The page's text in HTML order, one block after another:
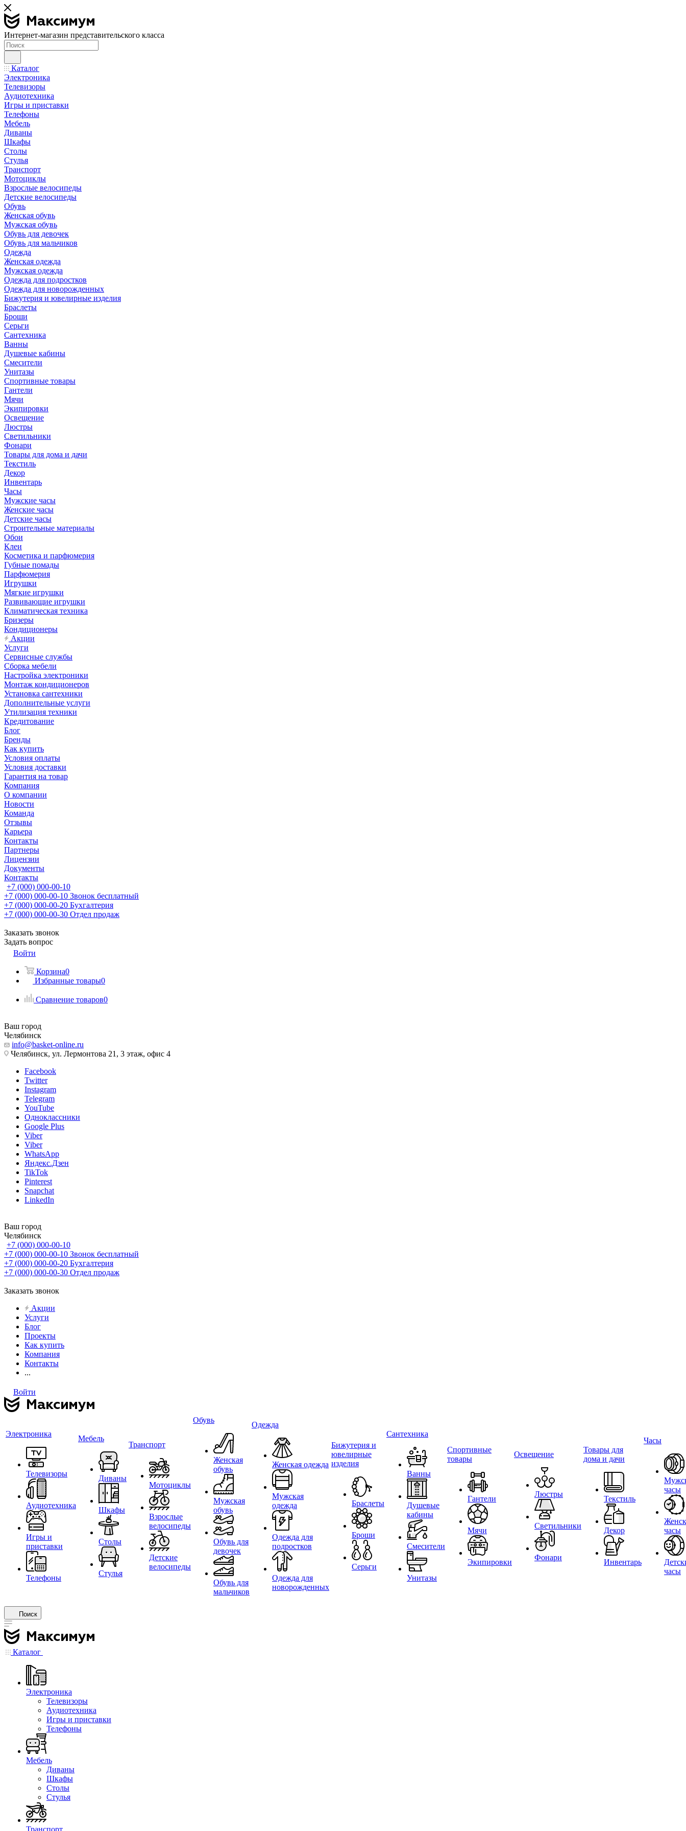
Интернет-магазин представительского класса
Каталог
Электроника
Телевизоры
Аудиотехника
Игры и приставки
Телефоны
Мебель
Диваны
Шкафы
Столы
Стулья
Транспорт
Мотоциклы
Взрослые велосипеды
Детские велосипеды
Обувь
Женская обувь
Мужская обувь
Обувь для девочек
Обувь для мальчиков
Одежда
Женская одежда
Мужская одежда
Одежда для подростков
Одежда для новорожденных
Бижутерия и ювелирные изделия
Браслеты
Броши
Серьги
Сантехника
Ванны
Душевые кабины
Смесители
Унитазы
Спортивные товары
Гантели
Мячи
Экипировки
Освещение
Люстры
Светильники
Фонари
Товары для дома и дачи
Текстиль
Декор
Инвентарь
Часы
Мужские часы
Женские часы
Детские часы
Строительные материалы
Обои
Клеи
Косметика и парфюмерия
Губные помады
Парфюмерия
Игрушки
Мягкие игрушки
Развивающие игрушки
Климатическая техника
Бризеры
Кондиционеры
Акции
Услуги
Сервисные службы
Сборка мебели
Настройка электроники
Монтаж кондиционеров
Установка сантехники
Дополнительные услуги
Утилизация техники
Кредитование
Блог
Бренды
Как купить
Условия оплаты
Условия доставки
Гарантия на товар
Компания
О компании
Новости
Команда
Отзывы
Карьера
Контакты
Партнеры
Лицензии
Документы
Контакты
+7 (000) 000-00-10
+7 (000) 000-00-10 Звонок бесплатный
+7 (000) 000-00-20 Бухгалтерия
+7 (000) 000-00-30 Отдел продаж
Заказать звонок
Задать вопрос
Войти
Корзина0
Избранные товары0
Сравнение товаров0
Ваш город
Челябинск
info@basket-online.ru
Челябинск, ул. Лермонтова 21, 3 этаж, офис 4
Facebook
Twitter
Instagram
Telegram
YouTube
Одноклассники
Google Plus
Viber
Viber
WhatsApp
Яндекс.Дзен
TikTok
Pinterest
Snapchat
LinkedIn
Ваш город
Челябинск
+7 (000) 000-00-10
+7 (000) 000-00-10 Звонок бесплатный
+7 (000) 000-00-20 Бухгалтерия
+7 (000) 000-00-30 Отдел продаж
Заказать звонок
Акции
Услуги
Блог
Проекты
Как купить
Компания
Контакты
...
Войти
Электроника
Телевизоры
Аудиотехника
Игры и
приставки
Телефоны
Мебель
Диваны
Шкафы
Столы
Стулья
Транспорт
Мотоциклы
Взрослые
велосипеды
Детские
велосипеды
Обувь
Женская
обувь
Мужская
обувь
Обувь для
девочек
Обувь для
мальчиков
Одежда
Женская одежда
Мужская
одежда
Одежда для
подростков
Одежда для
новорожденных
Бижутерия и
ювелирные
изделия
Браслеты
Броши
Серьги
Сантехника
Ванны
Душевые
кабины
Смесители
Унитазы
Спортивные
товары
Гантели
Мячи
Экипировки
Освещение
Люстры
Светильники
Фонари
Товары для
дома и дачи
Текстиль
Декор
Инвентарь
Часы
часы
часы
часы
Поиск
Каталог
Электроника
Телевизоры
Аудиотехника
Игры и приставки
Телефоны
Мебель
Диваны
Шкафы
Столы
Стулья
Транспорт